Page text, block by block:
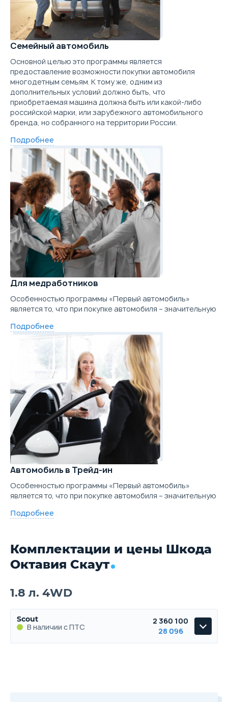
Семейный автомобиль
Основной целью это программы является
предоставление возможности покупки автомобиля
многодетным семьям. К тому же, одним из
дополнительных условий должно быть, что
приобретаемая машина должна быть или какой-либо
российской марки, или зарубежного автомобильного
бренда, но собранного на территории России.
Подробнее
Для медработников
Особенностью программы «Первый автомобиль»
является то, что при покупке автомобиля – значительную
Подробнее
Автомобиль в Трейд-ин
Особенностью программы «Первый автомобиль»
является то, что при покупке автомобиля – значительную
Подробнее
Комплектации и цены Шкода
Октавия Скаут
1.8 л. 4WD
Scout
В наличии с ПТС
2 360 100
28 096